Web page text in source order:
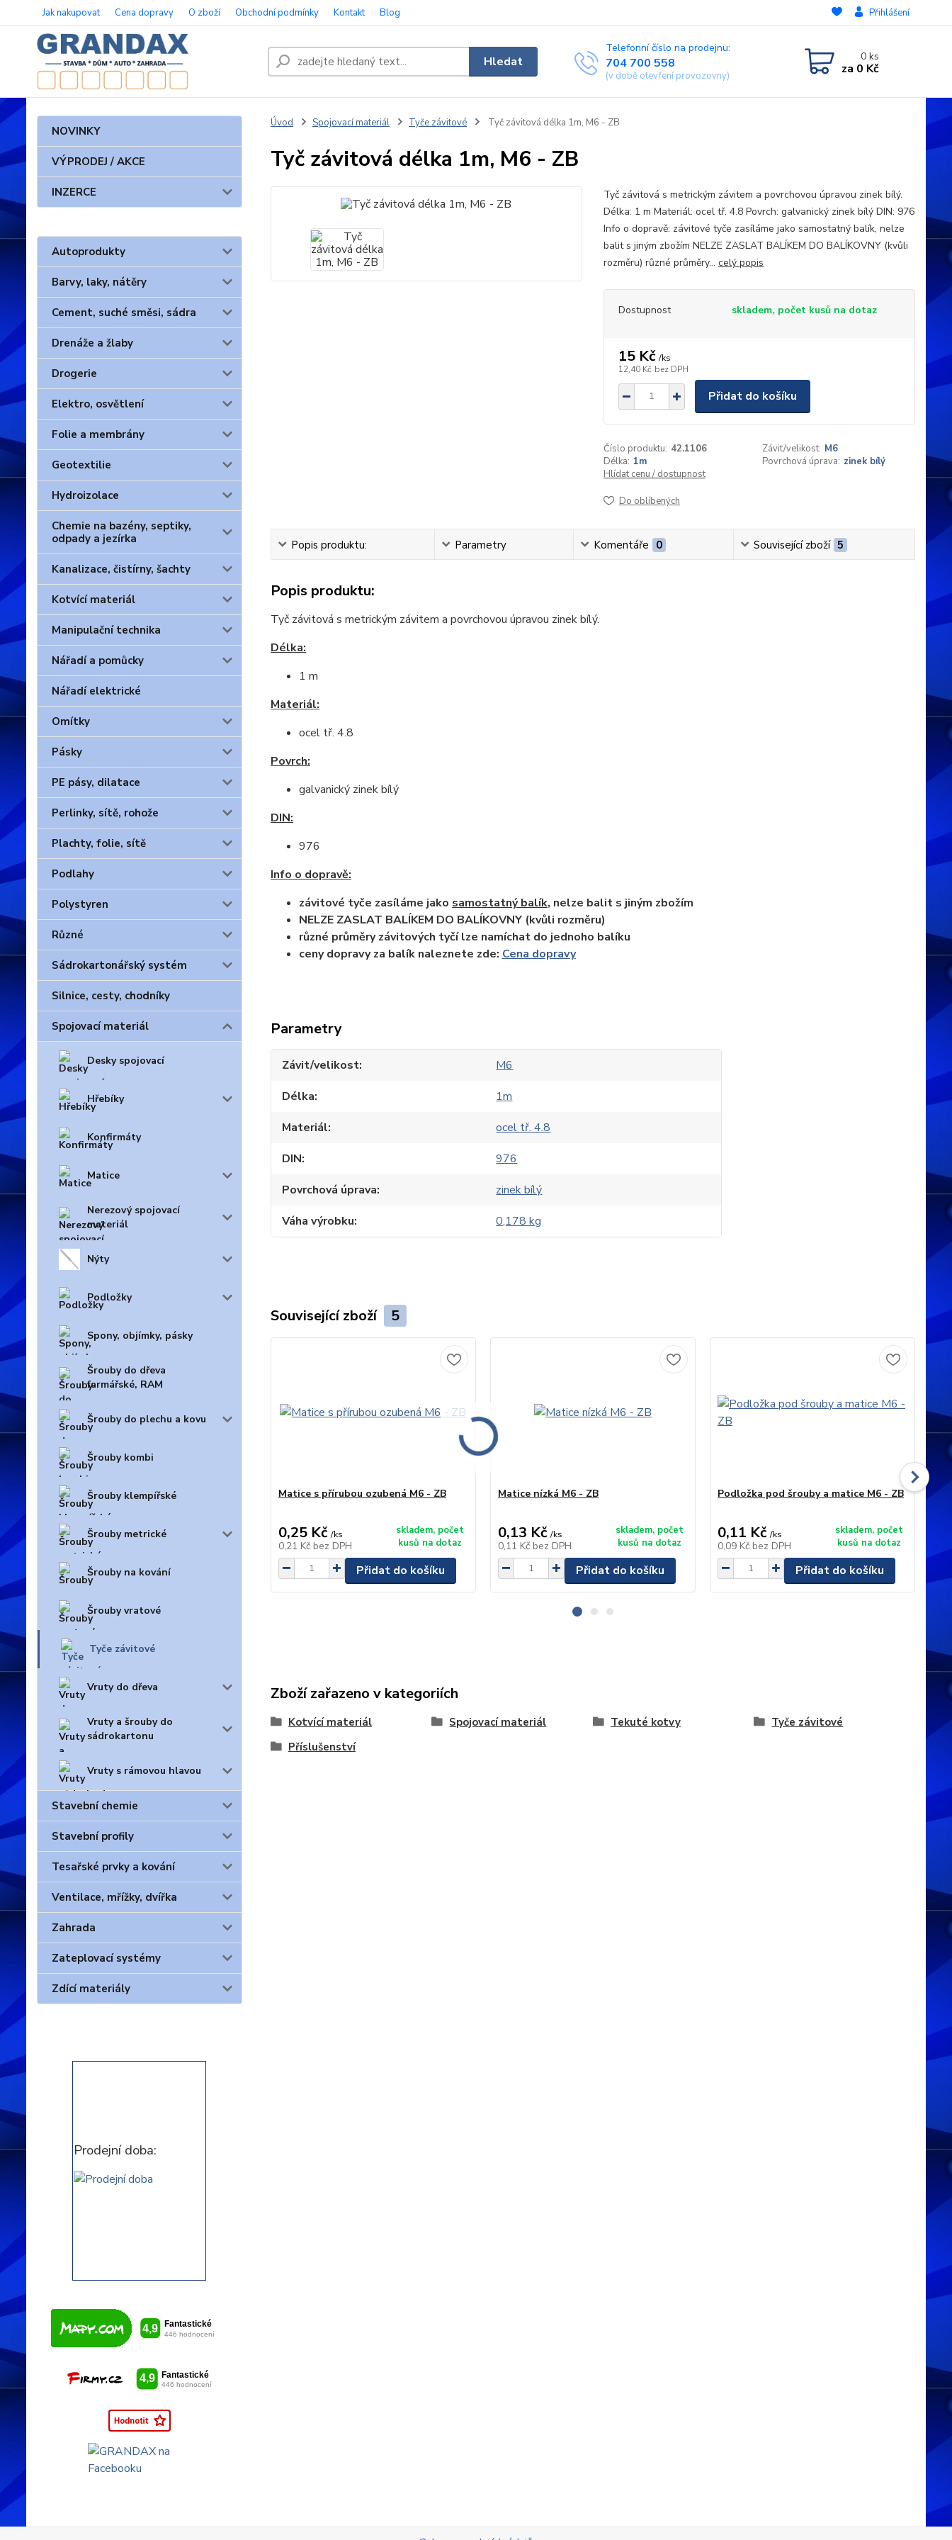
Jak nakupovat Cena dopravy O zboží Obchodní podmínky Kontakt Blog Přihlášení
Hledat
Telefonní číslo na prodejnu:
704 700 558
(v době otevření provozovny)
0ks
za 0 Kč
NOVINKY
VÝPRODEJ / AKCE
INZERCE
Autoprodukty
Barvy, laky, nátěry
Cement, suché směsi, sádra
Drenáže a žlaby
Drogerie
Elektro, osvětlení
Folie a membrány
Geotextilie
Hydroizolace
Chemie na bazény, septiky,
odpady a jezírka
Kanalizace, čistírny, šachty
Kotvící materiál
Manipulační technika
Nářadí a pomůcky
Nářadí elektrické
Omítky
Pásky
PE pásy, dilatace
Perlinky, sítě, rohože
Plachty, folie, sítě
Podlahy
Polystyren
Různé
Sádrokartonářský systém
Silnice, cesty, chodníky
Spojovací materiál
Desky spojovací
Hřebíky
Konfirmáty
Matice
Nerezový spojovací
materiál
Nýty
Podložky
Spony, objímky, pásky
Šrouby do dřeva
farmářské, RAM
Šrouby do plechu a kovu
Šrouby kombi
Šrouby klempířské
Šrouby metrické
Šrouby na kování
Šrouby vratové
Tyče závitové
Vruty do dřeva
Vruty a šrouby do
sádrokartonu
Vruty s rámovou hlavou
Stavební chemie
Stavební profily
Tesařské prvky a kování
Ventilace, mřížky, dvířka
Zahrada
Zateplovací systémy
Zdící materiály
Prodejní doba:
Úvod Spojovací materiál Tyče závitové Tyč závitová délka 1m, M6 - ZB
Tyč závitová délka 1m, M6 - ZB
Tyč závitová s metrickým závitem a povrchovou úpravou zinek bílý.
Délka: 1 m Materiál: ocel tř. 4.8 Povrch: galvanický zinek bílý DIN: 976
Info o dopravě: závitové tyče zasíláme jako samostatný balík, nelze
balit s jiným zbožím NELZE ZASLAT BALÍKEM DO BALÍKOVNY (kvůli
rozměru) různé průměry... celý popis
Dostupnost skladem, počet kusů na dotaz
15 Kč /ks
12,40 Kč bez DPH
Přidat do košíku
Číslo produktu: 42.1106 Závit/velikost: M6
Délka: 1m Povrchová úprava: zinek bílý
Hlídat cenu / dostupnost
Do oblíbených
Popis produktu: Parametry Komentáře 0 Související zboží 5
Popis produktu:
Tyč závitová s metrickým závitem a povrchovou úpravou zinek bílý.
Délka:
1 m
Materiál:
ocel tř. 4.8
Povrch:
galvanický zinek bílý
DIN:
976
Info o dopravě:
závitové tyče zasíláme jako samostatný balík, nelze balit s jiným zbožím
NELZE ZASLAT BALÍKEM DO BALÍKOVNY (kvůli rozměru)
různé průměry závitových tyčí lze namíchat do jednoho balíku
ceny dopravy za balík naleznete zde: Cena dopravy
Parametry
Závit/velikost
M6
Délka
1m
Materiál
ocel tř. 4.8
DIN
976
Povrchová úprava
zinek bílý
Váha výrobku
0,178 kg
Související zboží 5
Matice s přírubou ozubená M6 - ZB
0,25 Kč /ks
0,21 Kč bez DPH
skladem, počet
kusů na dotaz
Přidat do košíku
Matice nízká M6 - ZB
0,13 Kč /ks
0,11 Kč bez DPH
skladem, počet
kusů na dotaz
Přidat do košíku
Podložka pod šrouby a matice M6 - ZB
0,11 Kč /ks
0,09 Kč bez DPH
skladem, počet
kusů na dotaz
Přidat do košíku
Zboží zařazeno v kategoriích
Kotvící materiál Spojovací materiál Tekuté kotvy
Tyče závitové
Příslušenství